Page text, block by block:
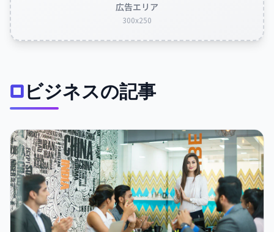
広告エリア
300x250
ビジネスの記事